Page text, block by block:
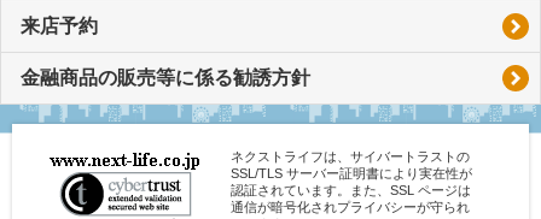
来店予約
金融商品の販売等に係る勧誘方針
ネクストライフは、サイバートラストの
SSL/TLS サーバー証明書により実在性が
認証されています。また、SSL ページは
通信が暗号化されプライバシーが守られ